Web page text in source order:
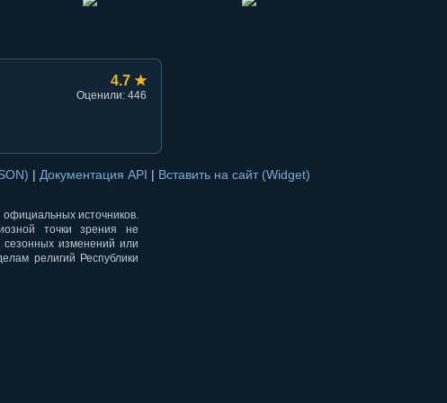
4.7 ★
Оценили: 446
| Документация API | Вставить на сайт (Widget)
источников.
точки зрения не
сезонных изменений или
религий Республики